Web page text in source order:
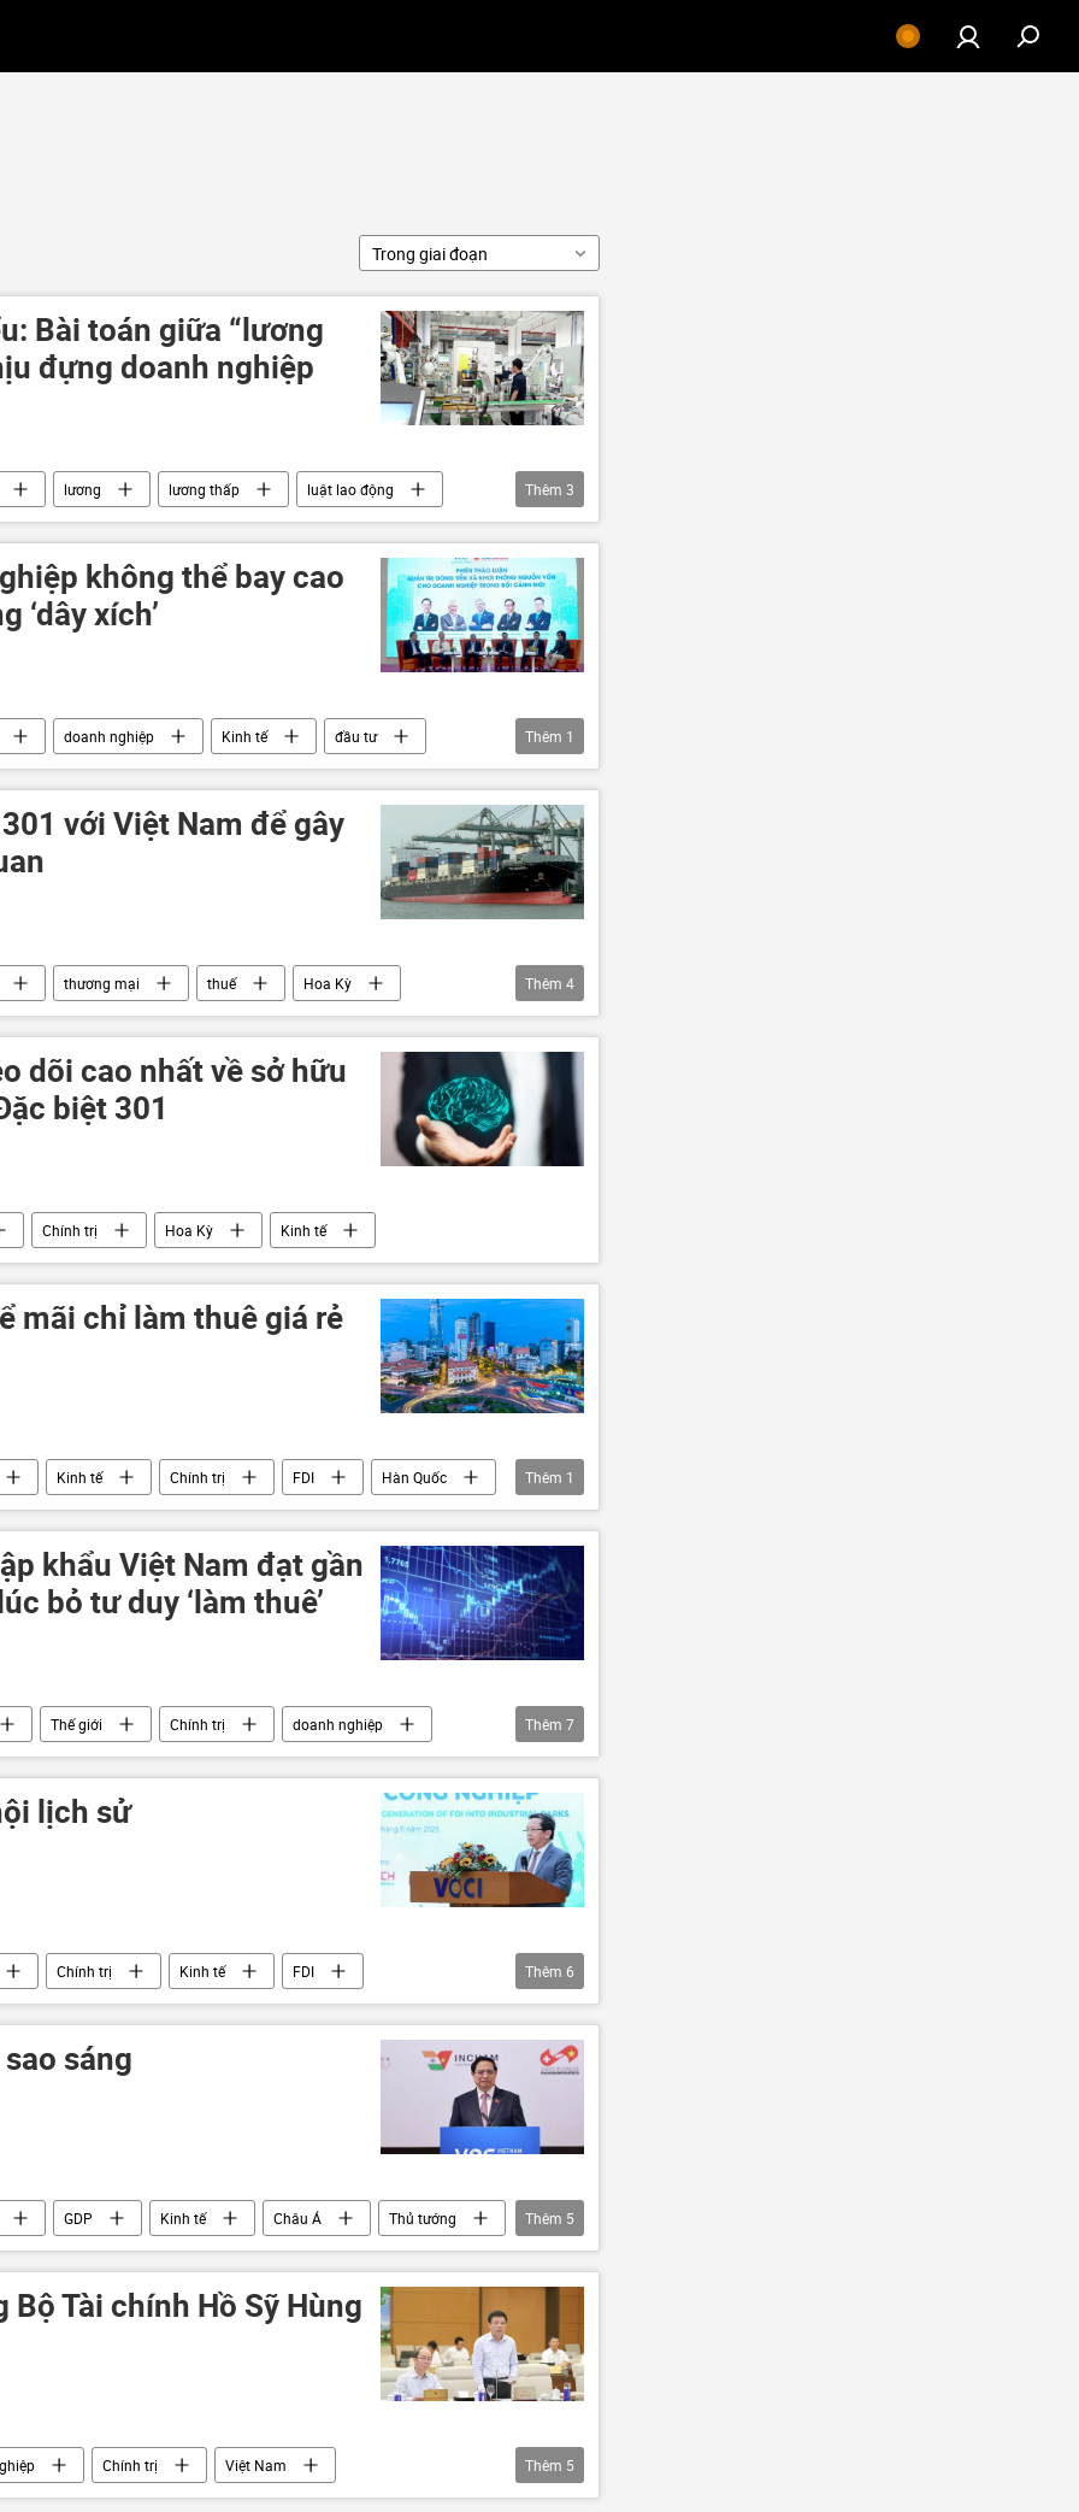
Trong giai đoạn
Bài toán giữa “lương
đựng doanh nghiệp
lương lương thấp
luật lao động
động Chính sách
Thêm 3
không thể bay cao
‘dây xích’
doanh nghiệp Kinh tế
đầu tư
Thêm 1
với Việt Nam để gây
thương mại thuế
Hoa Kỳ
Công Thương xuất khẩu
Thêm 4
dõi cao nhất về sở hữu
biệt 301
Chính trị Hoa Kỳ Kinh tế
mãi chỉ làm thuê giá rẻ
Kinh tế Chính trị FDI
Hàn Quốc
Thêm 1
khẩu Việt Nam đạt gần
bỏ tư duy ‘làm thuê’
Thế giới Chính trị
doanh nghiệp
Apple Bộ Công Thương
xuất khẩu
Thêm 7
lịch sử
Chính trị Kinh tế
FDI
đầu tư nước ngoài
tăng trưởng kinh tế
Thêm 6
sáng
GDP Kinh tế Châu Á
Thủ tướng
HĐBA LHQ FDI Kinh doanh
Thêm 5
Tài chính Hồ Sỹ Hùng
Chính trị
Việt Nam
Kinh tế Kinh doanh
doanh nghiệp
Thêm 5